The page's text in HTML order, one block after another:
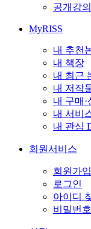
공개강의
MyRISS
내 추천
내 책장
내 최근
내 저작
내 구매
내 서비
내 관심
회원서비스
회원가입
로그인
아이디
비밀번호